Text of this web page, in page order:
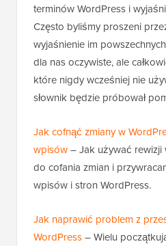
terminów WordPress i
Często byliśmy proszeni
wyjaśnienie im
dla nas oczywiste, ale
które nigdy wcześniej nie
słownik będzie próbował
Jak cofnąć zmiany w
wpisów– Jak używać
do cofania zmian i
wpisów i stron WordPress.
Jak naprawić problem z
WordPress– Wielu